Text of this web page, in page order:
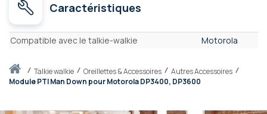
Accueiltalkie walkie Oreillettes & Accessoires
Autres Accessoires
Module PTI Man Down pour Motorola DP3400, DP3600
Caractéristiques
Caractéristiques
Compatible avec le talkie-walkie Motorola